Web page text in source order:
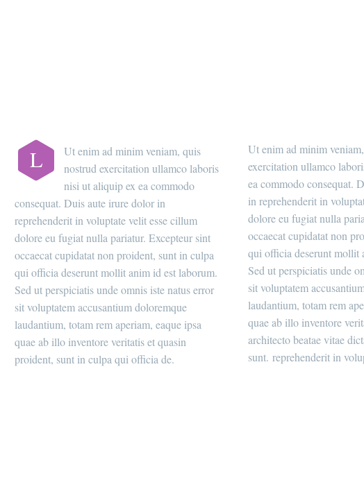
L
Ut enim ad minim veniam, quis
nostrud exercitation ullamco laboris
nisi ut aliquip ex ea commodo
consequat. Duis aute irure dolor in
reprehenderit in voluptate velit esse cillum
dolore eu fugiat nulla pariatur. Excepteur sint
occaecat cupidatat non proident, sunt in culpa
qui officia deserunt mollit anim id est laborum.
Sed ut perspiciatis unde omnis iste natus error
sit voluptatem accusantium doloremque
laudantium, totam rem aperiam, eaque ipsa
quae ab illo inventore veritatis et quasin
proident, sunt in culpa qui officia de.
Ut enim ad minim
exercitation ullamco
ea commodo consequat.
in reprehenderit in
dolore eu fugiat nulla
occaecat cupidatat non
qui officia deserunt mollit
Sed ut perspiciatis unde
sit voluptatem
laudantium, totam rem
quae ab illo inventore
architecto beatae vitae
sunt. reprehenderit in